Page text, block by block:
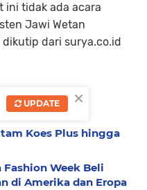
ini tidak ada acara
Jawi Wetan
dikutip dari surya.co.id
Koes Plus hingga
Week Beli
di Amerika dan Eropa
×
UPDATE